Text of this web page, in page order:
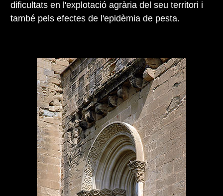
dificultats en l'explotació agrària del seu territori i
també pels efectes de l'epidèmia de pesta.